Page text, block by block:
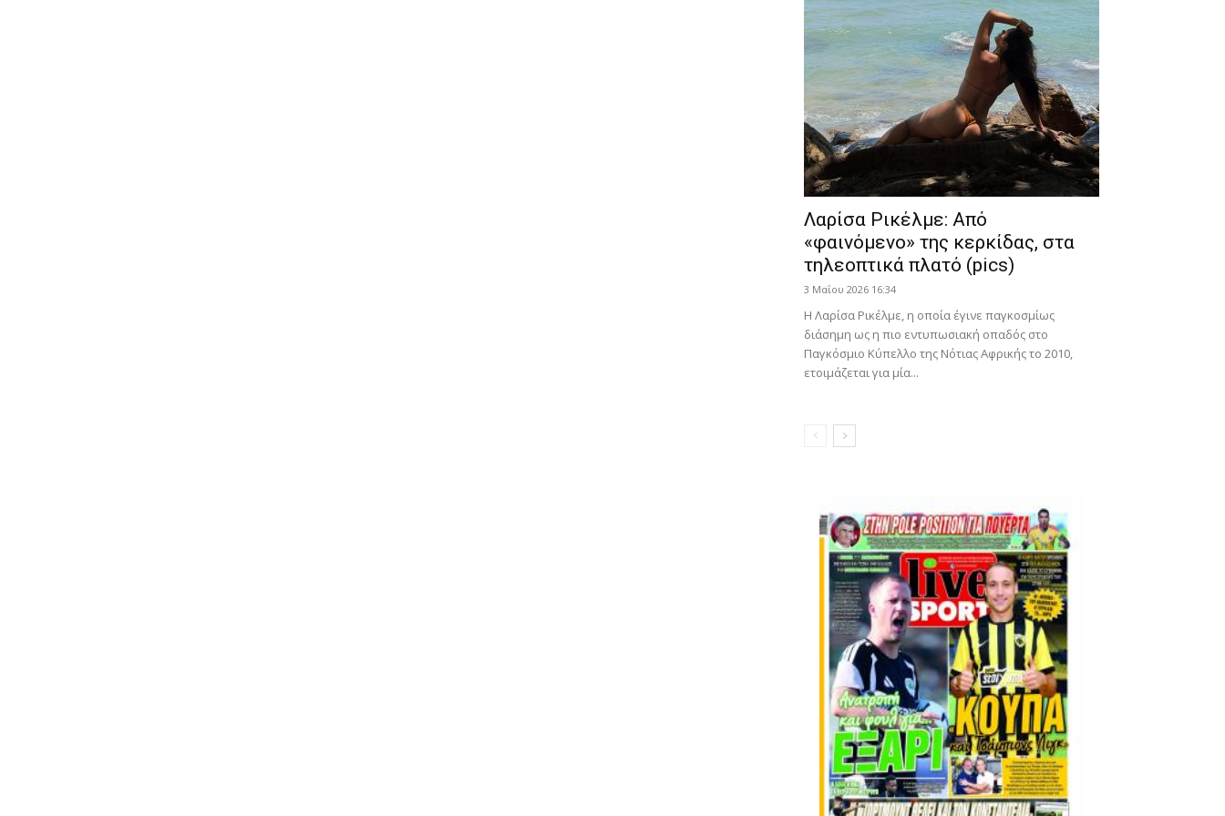
Λαρίσα Ρικέλμε: Από
«φαινόμενο» της κερκίδας, στα
τηλεοπτικά πλατό (pics)
3 Μαΐου 2026 16:34
Η Λαρίσα Ρικέλμε, η οποία έγινε παγκοσμίως
διάσημη ως η πιο εντυπωσιακή οπαδός στο
Παγκόσμιο Κύπελλο της Νότιας Αφρικής το 2010,
ετοιμάζεται για μία...